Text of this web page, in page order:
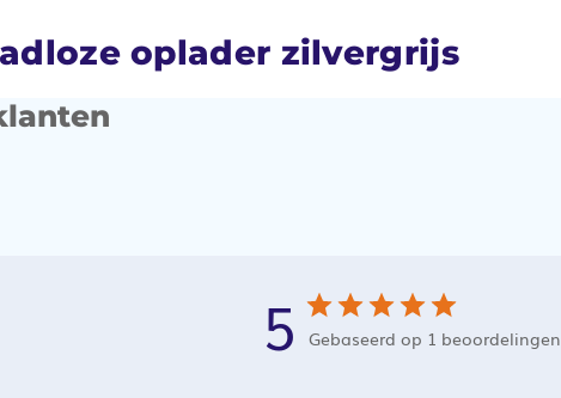
oplader zilvergrijs
5 Gebaseerd op 1 beoordelingen